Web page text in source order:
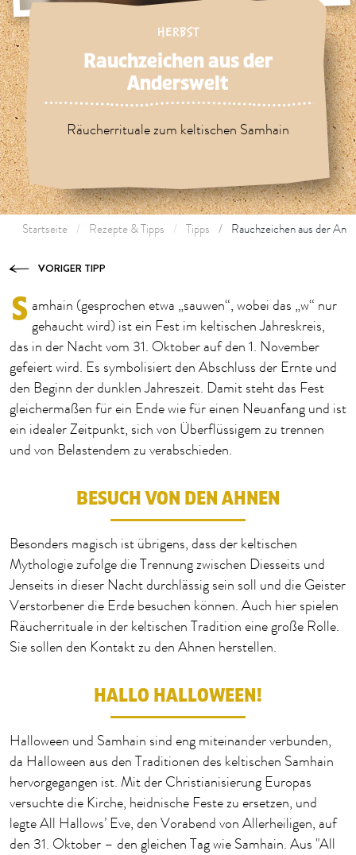
HERBST
Rauchzeichen aus der
Anderswelt
Räucherrituale zum keltischen Samhain
Startseite Rezepte & Tipps Tipps Rauchzeichen aus der
VORIGER TIPP
S amhain (gesprochen etwa „sauwen“, wobei das „w“ nur
gehaucht wird) ist ein Fest im keltischen Jahreskreis,
das in der Nacht vom 31. Oktober auf den 1. November
gefeiert wird. Es symbolisiert den Abschluss der Ernte und
den Beginn der dunklen Jahreszeit. Damit steht das Fest
gleichermaßen für ein Ende wie für einen Neuanfang und ist
ein idealer Zeitpunkt, sich von Überflüssigem zu trennen
und von Belastendem zu verabschieden.
BESUCH VON DEN AHNEN
Besonders magisch ist übrigens, dass der keltischen
Mythologie zufolge die Trennung zwischen Diesseits und
Jenseits in dieser Nacht durchlässig sein soll und die Geister
Verstorbener die Erde besuchen können. Auch hier spielen
Räucherrituale in der keltischen Tradition eine große Rolle.
Sie sollen den Kontakt zu den Ahnen herstellen.
HALLO HALLOWEEN!
Halloween und Samhain sind eng miteinander verbunden,
da Halloween aus den Traditionen des keltischen Samhain
hervorgegangen ist. Mit der Christianisierung Europas
versuchte die Kirche, heidnische Feste zu ersetzen, und
legte All Hallows’ Eve, den Vorabend von Allerheiligen, auf
den 31. Oktober – den gleichen Tag wie Samhain. Aus "All